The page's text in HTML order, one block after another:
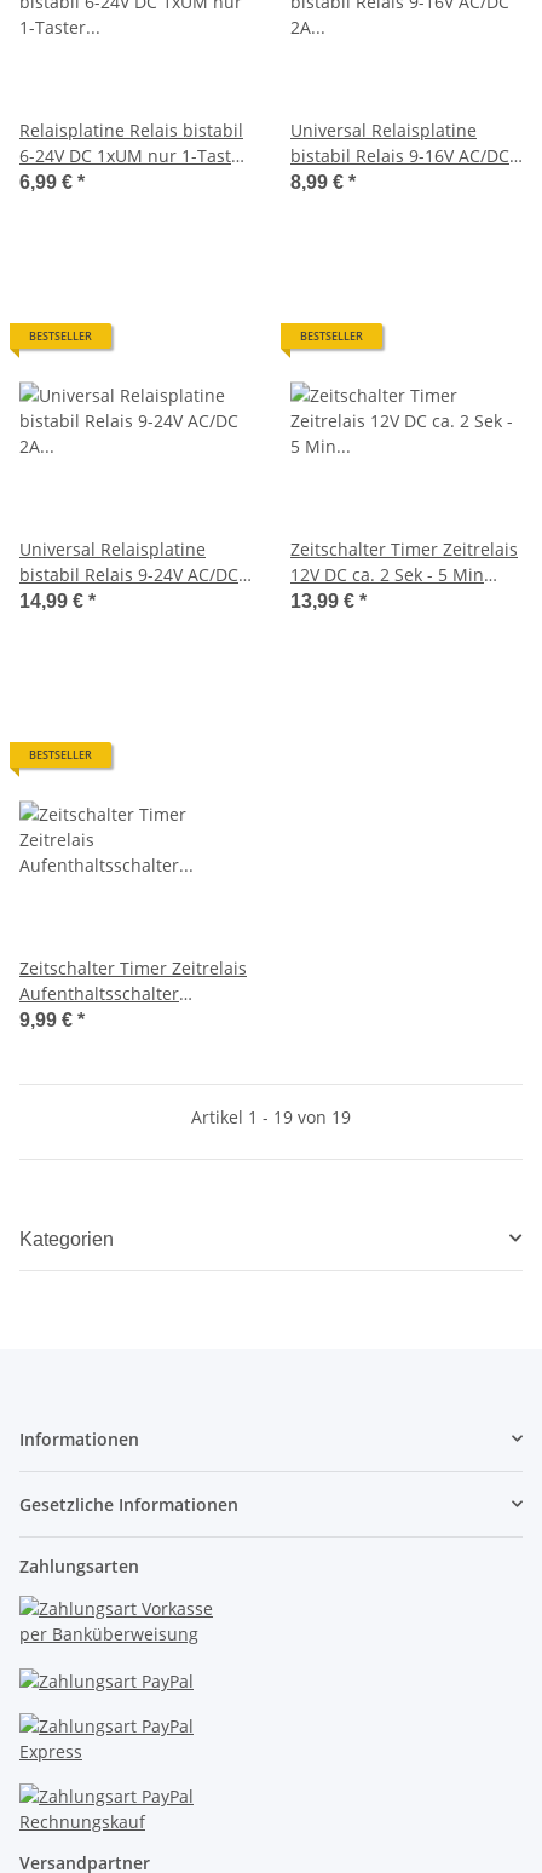
Relaisplatine Relais bistabil
6-24V DC 1xUM nur 1-Taster
Relaismodul Relay S853
6,99 € *
Universal Relaisplatine
bistabil Relais 9-16V AC/DC
2A 2xUM Fernschalter S115
8,99 € *
BESTSELLER
Universal Relaisplatine
bistabil Relais 9-24V AC/DC
2A 2xUM Fernschalter A2079
14,99 € *
BESTSELLER
Zeitschalter Timer Zeitrelais
12V DC ca. 2 Sek - 5 Min
Kemo B042 Bausatz A2074
13,99 € *
BESTSELLER
Zeitschalter Timer Zeitrelais
Aufenthaltsschalter
Zeitverzögerung 12V DC
9,99 € *
Artikel 1 - 19 von 19
Kategorien
Informationen
Gesetzliche Informationen
Zahlungsarten
Versandpartner